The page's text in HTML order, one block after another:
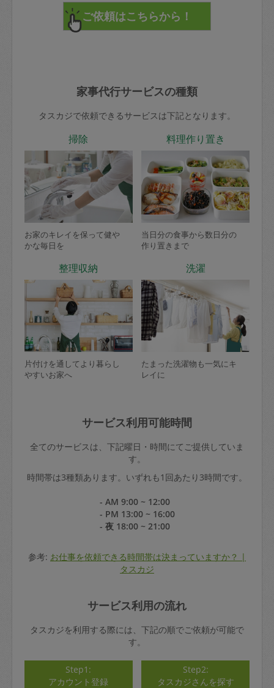
家事代行サービスの種類
タスカジで依頼できるサービスは下記となります。
掃除
お家のキレイを保って健や
かな毎日を
料理作り置き
当日分の食事から数日分の
作り置きまで
整理収納
片付けを通してより暮らし
やすいお家へ
洗濯
たまった洗濯物も一気にキ
レイに
サービス利用可能時間
全てのサービスは、下記曜日・時間にてご提供していま
す。
時間帯は3種類あります。いずれも1回あたり3時間です。
- AM 9:00 ~ 12:00
- PM 13:00 ~ 16:00
- 夜 18:00 ~ 21:00
参考: お仕事を依頼できる時間帯は決まっていますか？ |
タスカジ
サービス利用の流れ
タスカジを利用する際には、下記の順でご依頼が可能で
す。
Step1:
アカウント登録
Step2:
タスカジさんを探す